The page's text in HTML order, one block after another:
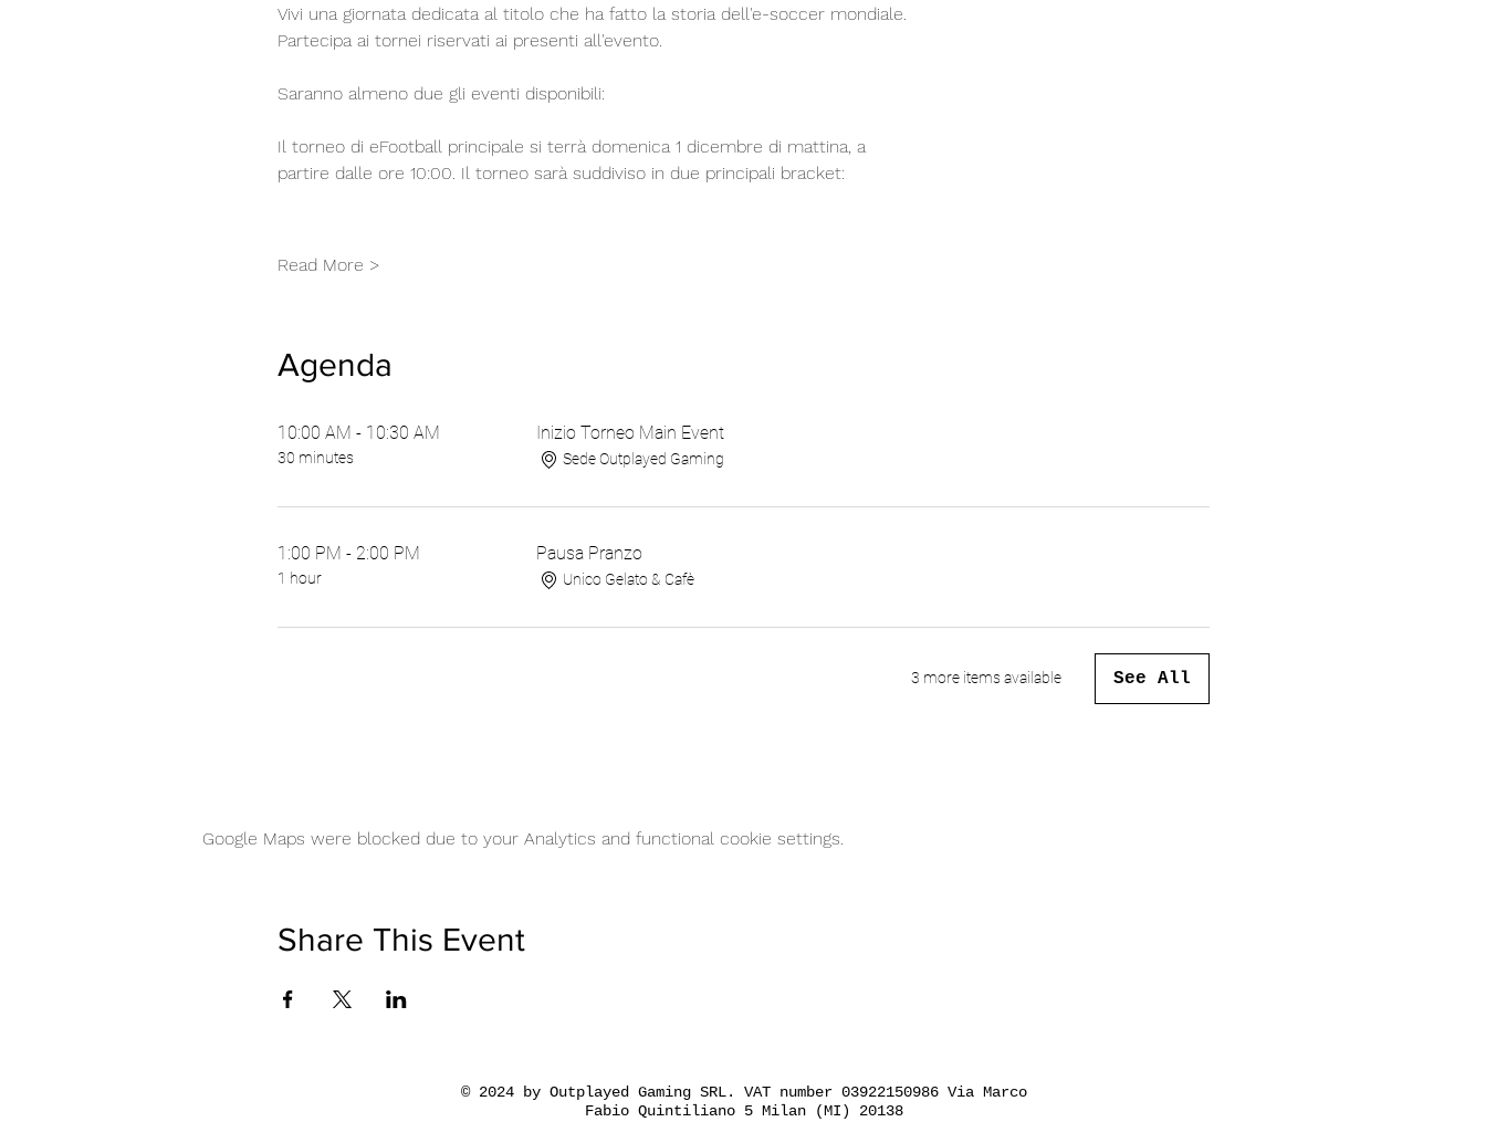
Vivi una giornata dedicata al titolo che ha fatto la storia dell'e-soccer mondiale.
Partecipa ai tornei riservati ai presenti all'evento.
Saranno almeno due gli eventi disponibili:
Il torneo di eFootball principale si terrà domenica 1 dicembre di mattina, a
partire dalle ore 10:00. Il torneo sarà suddiviso in due principali bracket:
Read More >
Agenda
10:00 AM - 10:30 AM
30 minutes
Inizio Torneo Main Event
Sede Outplayed Gaming
1:00 PM - 2:00 PM
1 hour
Pausa Pranzo
Unico Gelato & Cafè
3 more items available See All
Google Maps were blocked due to your Analytics and functional cookie settings.
Share This Event
© 2024 by Outplayed Gaming SRL. VAT number 03922150986 Via Marco
Fabio Quintiliano 5 Milan (MI) 20138